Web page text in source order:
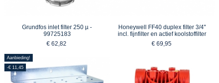
Grundfos inlet filter 250 µ -
99725183
€ 62,82
Honeywell FF40 duplex filter 3/4''
incl. fijnfilter en actief koolstoffilter
€ 69,95
Aanbieding!
-€ 11,45